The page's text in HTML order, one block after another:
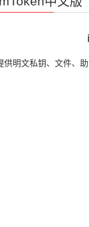
供明文私钥、文件、